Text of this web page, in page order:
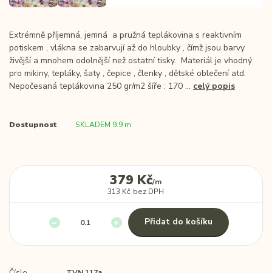
Extrémně příjemná, jemná a pružná teplákovina s reaktivním
potiskem , vlákna se zabarvují až do hloubky , čímž jsou barvy
živější a mnohem odolnější než ostatní tisky. Materiál je vhodný
pro mikiny, tepláky, šaty , čepice , členky , dětské oblečení atd.
Nepočesaná teplákovina 250 gr/m2 šíře : 170 ... celý popis
Dostupnost SKLADEM 9.9 m
379 Kč/m
313 Kč bez DPH
Přidat do košíku